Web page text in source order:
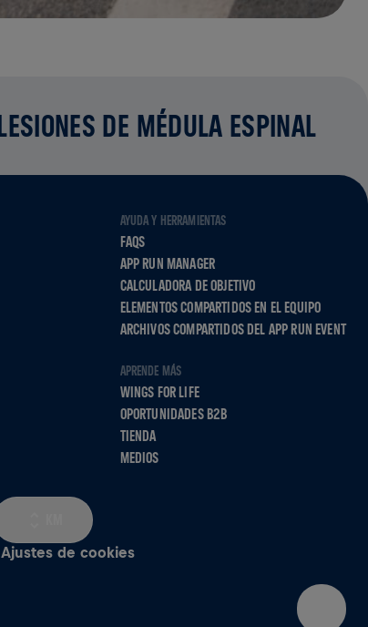
DE MÉDULA ESPINAL
AYUDA Y HERRAMIENTAS
FAQS
APP RUN MANAGER
CALCULADORA DE OBJETIVO
ELEMENTOS COMPARTIDOS EN EL EQUIPO
ARCHIVOS COMPARTIDOS DEL APP RUN EVENT
APRENDE MÁS
WINGS FOR LIFE
OPORTUNIDADES B2B
TIENDA
MEDIOS
Ajustes de cookies